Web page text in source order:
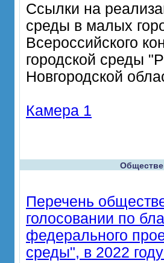
Ссылки на
среды в малых
Всероссийского
городской среды
Новгородской
Камера 1
Перечень
голосовании по
федерального
среды", в 2022